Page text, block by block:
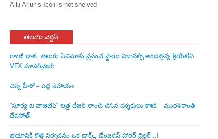
Allu Arjun’s Icon is not shelved
తెలుగు వెర్షన్
రాంజీ డాట్: తెలుగు సినిమాకు ప్రపంచ స్థాయి విజువల్స్ అందిస్తోన్న క్రియేటివ్
VFX సూపర్‌వైజర్
చిన్న హీరో – పెద్ద సహాయం
“సూర్య బి పాజిటివ్” చిత్ర టీజర్ లాంచ్ చేసిన‌ దర్శకులు కౌశిక్ – మురళీకాంత్
దేవసోత్
భయానికి కొత్త నిర్వచనం ఒక డార్క్, డేంజరస్ హారర్ థ్రిల్లర్ ..!